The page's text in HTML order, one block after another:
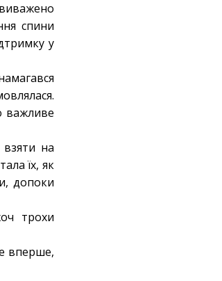
спини
у
важливе
на
їх, як
допоки
трохи
вперше,